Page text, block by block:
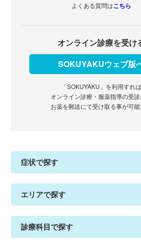
よくある質問はこちら
オンライン診療を受け
SOKUYAKUウェブ版
「SOKUYAKU」を利用すれば
オンライン診療・服薬指導の受診
お薬を郵送にて受け取る事が可
症状で探す
エリアで探す
診療科目で探す